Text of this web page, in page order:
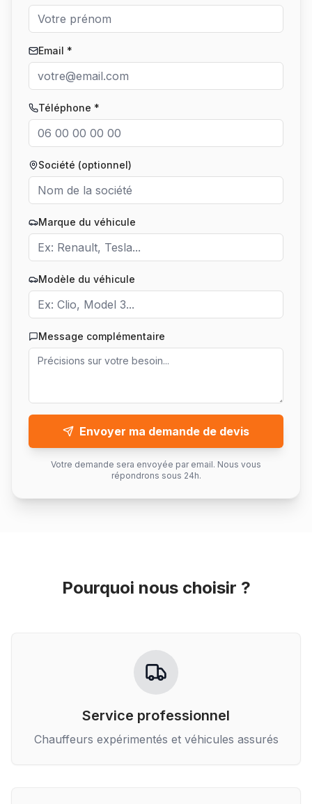
Email *
Téléphone *
Société (optionnel)
Marque du véhicule
Modèle du véhicule
Message complémentaire
Envoyer ma demande de devis
Votre demande sera envoyée par email. Nous vous
répondrons sous 24h.
Pourquoi nous choisir ?
Service professionnel
Chauffeurs expérimentés et véhicules assurés